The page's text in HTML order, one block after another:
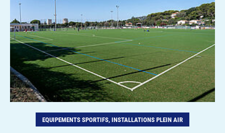
EQUIPEMENTS SPORTIFS, INSTALLATIONS PLEIN AIR